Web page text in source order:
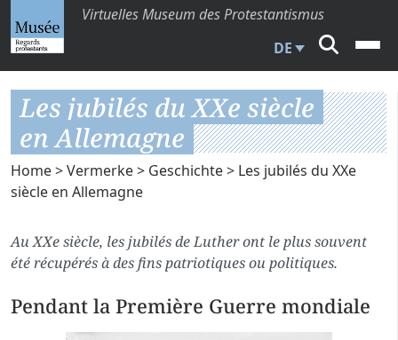
Virtuelles Museum des Protestantismus
DE
Les jubilés du XXe siècle
en Allemagne
Home>Vermerke> Geschichte> Les jubilés du XXe
siècle en Allemagne
Au XXe siècle, les jubilés de Luther ont le plus souvent
été récupérés à des fins patriotiques ou politiques.
Pendant la Première Guerre mondiale